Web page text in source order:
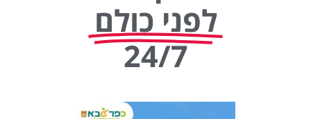
לפני כולם
24/7